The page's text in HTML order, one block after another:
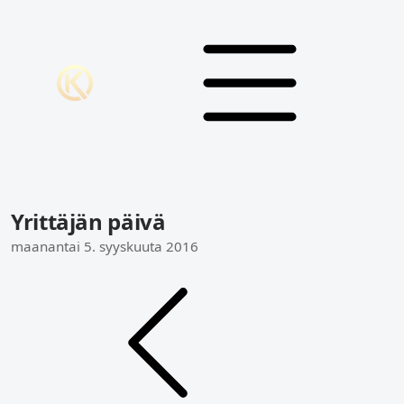
Yrittäjän päivä
maanantai 5. syyskuuta 2016